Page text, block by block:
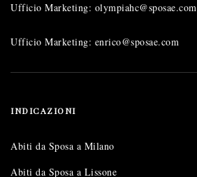
Ufficio Marketing: olympiahc@sposae.com
Ufficio Marketing: enrico@sposae.com
INDICAZIONI
Abiti da Sposa a Milano
Abiti da Sposa a Lissone